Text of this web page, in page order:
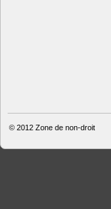
© 2012 Zone de non-droit